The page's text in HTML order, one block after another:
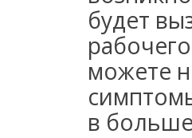
будет
можете
в